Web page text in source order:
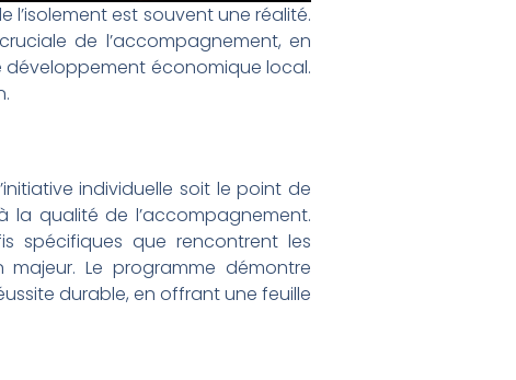
l’isolement est souvent une réalité.
de l’accompagnement, en
développement économique local.
individuelle soit le point de
la qualité de l’accompagnement.
spécifiques que rencontrent les
majeur. Le programme démontre
durable, en offrant une feuille